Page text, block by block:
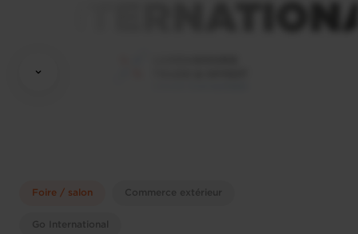
Foire / salon Commerce extérieur
Go International